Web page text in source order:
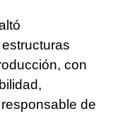
con
de